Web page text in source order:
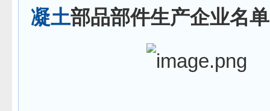
凝土部品部件生产企业名单